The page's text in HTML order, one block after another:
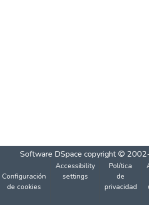
Software DSpace copyright ©
Configuración
de cookies
Accessibility
settings
Política
de
privacidad